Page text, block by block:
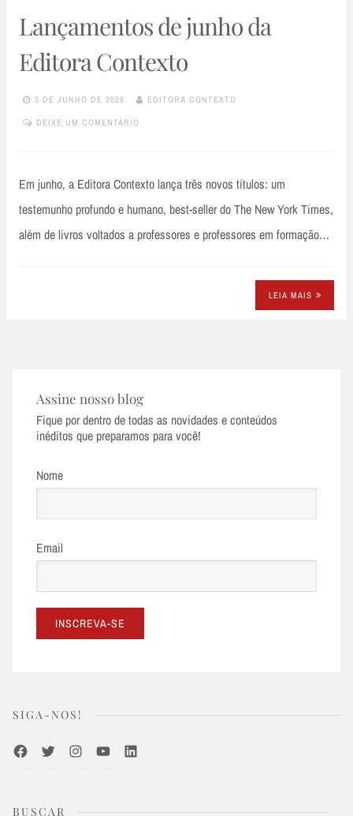
Lançamentos de junho da
Editora Contexto
3 DE JUNHO DE 2026 EDITORA CONTEXTO
DEIXE UM COMENTÁRIO
Em junho, a Editora Contexto lança três novos títulos: um
testemunho profundo e humano, best-seller do The New York Times,
além de livros voltados a professores e professores em formação…
LEIA MAIS
Assine nosso blog
Fique por dentro de todas as novidades e conteúdos
inéditos que preparamos para você!
Nome
Email
SIGA-NOS!
FacebookTwitterInstagramYoutubeLinkedIn
BUSCAR